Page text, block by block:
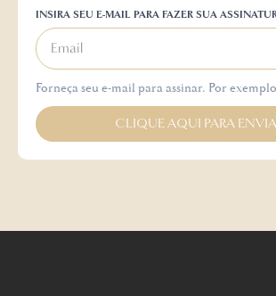
INSIRA SEU E-MAIL PARA FAZER SUA
Forneça seu e-mail para assinar. Por
CLIQUE AQUI PARA